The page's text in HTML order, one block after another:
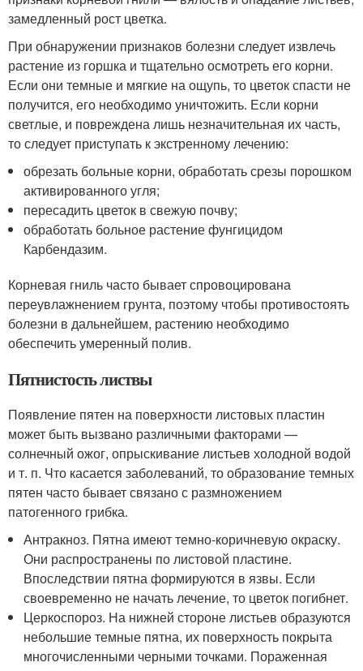
замедленный рост цветка.
При обнаружении признаков болезни следует извлечь
растение из горшка и тщательно осмотреть его корни.
Если они темные и мягкие на ощупь, то цветок спасти не
получится, его необходимо уничтожить. Если корни
светлые, и повреждена лишь незначительная их часть,
то следует приступать к экстренному лечению:
обрезать больные корни, обработать срезы порошком
активированного угля;
пересадить цветок в свежую почву;
обработать больное растение фунгицидом
Карбендазим.
Корневая гниль часто бывает спровоцирована
переувлажнением грунта, поэтому чтобы противостоять
болезни в дальнейшем, растению необходимо
обеспечить умеренный полив.
Пятнистость листвы
Появление пятен на поверхности листовых пластин
может быть вызвано различными факторами —
солнечный ожог, опрыскивание листьев холодной водой
и т. п. Что касается заболеваний, то образование темных
пятен часто бывает связано с размножением
патогенного грибка.
Антракноз. Пятна имеют темно-коричневую окраску.
Они распространены по листовой пластине.
Впоследствии пятна формируются в язвы. Если
своевременно не начать лечение, то цветок погибнет.
Церкоспороз. На нижней стороне листьев образуются
небольшие темные пятна, их поверхность покрыта
многочисленными черными точками. Пораженная